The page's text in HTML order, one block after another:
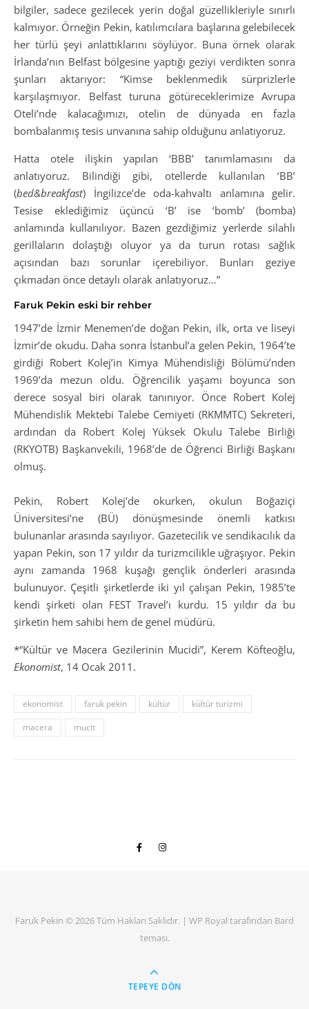
bilgiler, sadece gezilecek yerin doğal güzellikleriyle sınırlı
kalmıyor. Örneğin Pekin, katılımcılara başlarına gelebilecek
her türlü şeyi anlattıklarını söylüyor. Buna örnek olarak
İrlanda’nın Belfast bölgesine yaptığı geziyi verdikten sonra
şunları aktarıyor: “Kimse beklenmedik sürprizlerle
karşılaşmıyor. Belfast turuna götüreceklerimize Avrupa
Oteli’nde kalacağımızı, otelin de dünyada en fazla
bombalanmış tesis unvanına sahip olduğunu anlatıyoruz.
Hatta otele ilişkin yapılan ‘BBB’ tanımlamasını da
anlatıyoruz. Bilindiği gibi, otellerde kullanılan ‘BB’
(bed&breakfast) İngilizce’de oda-kahvaltı anlamına gelir.
Tesise eklediğimiz üçüncü ‘B’ ise ‘bomb’ (bomba)
anlamında kullanılıyor. Bazen gezdiğimiz yerlerde silahlı
gerillaların dolaştığı oluyor ya da turun rotası sağlık
açısından bazı sorunlar içerebiliyor. Bunları geziye
çıkmadan önce detaylı olarak anlatıyoruz…”
Faruk Pekin eski bir rehber
1947’de İzmir Menemen’de doğan Pekin, ilk, orta ve liseyi
İzmir’de okudu. Daha sonra İstanbul’a gelen Pekin, 1964’te
girdiği Robert Kolej’in Kimya Mühendisliği Bölümü’nden
1969’da mezun oldu. Öğrencilik yaşamı boyunca son
derece sosyal biri olarak tanınıyor. Önce Robert Kolej
Mühendislik Mektebi Talebe Cemiyeti (RKMMTC) Sekreteri,
ardından da Robert Kolej Yüksek Okulu Talebe Birliği
(RKYOTB) Başkanvekili, 1968’de de Öğrenci Birliği Başkanı
olmuş.
Pekin, Robert Kolej’de okurken, okulun Boğaziçi
Üniversitesi’ne (BÜ) dönüşmesinde önemli katkısı
bulunanlar arasında sayılıyor. Gazetecilik ve sendikacılık da
yapan Pekin, son 17 yıldır da turizmcilikle uğraşıyor. Pekin
aynı zamanda 1968 kuşağı gençlik önderleri arasında
bulunuyor. Çeşitli şirketlerde iki yıl çalışan Pekin, 1985’te
kendi şirketi olan FEST Travel’ı kurdu. 15 yıldır da bu
şirketin hem sahibi hem de genel müdürü.
*“Kültür ve Macera Gezilerinin Mucidi”, Kerem Köfteoğlu,
Ekonomist, 14 Ocak 2011.
ekonomist faruk pekin kültür
kültür turizmi
macera
mucit
Faruk Pekin © 2026 Tüm Hakları Saklıdır. | WP Royal tarafından Bard
teması.
TEPEYE DÖN